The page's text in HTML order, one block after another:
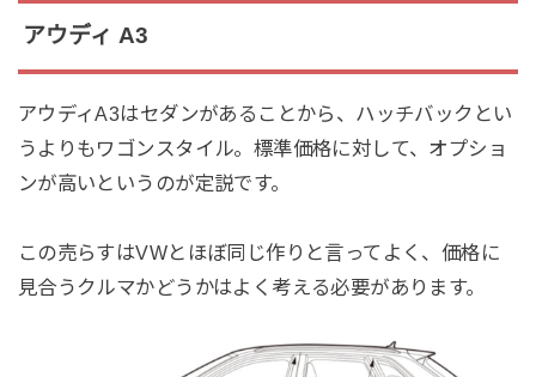
アウディ A3
アウディA3はセダンがあることから、ハッチバックとい
うよりもワゴンスタイル。標準価格に対して、オプショ
ンが高いというのが定説です。
この売らすはVWとほぼ同じ作りと言ってよく、価格に
見合うクルマかどうかはよく考える必要があります。